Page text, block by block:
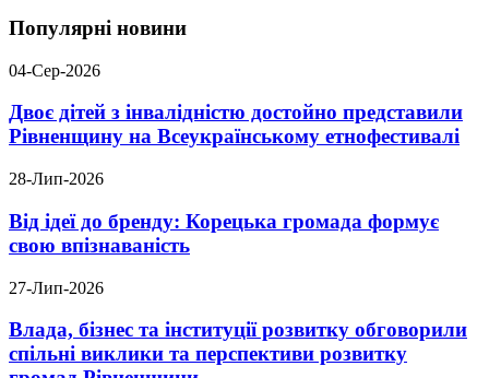
Популярні новини
04-Сер-2026
Двоє дітей з інвалідністю достойно представили
Рівненщину на Всеукраїнському етнофестивалі
28-Лип-2026
Від ідеї до бренду: Корецька громада формує
свою впізнаваність
27-Лип-2026
Влада, бізнес та інституції розвитку обговорили
спільні виклики та перспективи розвитку